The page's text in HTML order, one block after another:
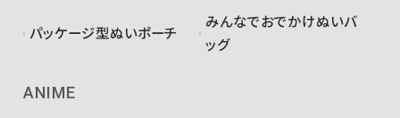
パッケージ型ぬいポーチ
みんなでおでかけぬいバ
ッグ
ANIME